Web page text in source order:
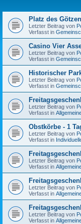
Platz des
Letzter Beitrag von
Verfasst in
Casino Vier
Letzter Beitrag von
Verfasst in
Historischer
Letzter Beitrag von
Verfasst in
Letzter Beitrag von
Verfasst in
Obstkörbe - 1
Letzter Beitrag von
Verfasst in
Letzter Beitrag von
Verfasst in
Letzter Beitrag von
Verfasst in
Letzter Beitrag von
Verfasst in